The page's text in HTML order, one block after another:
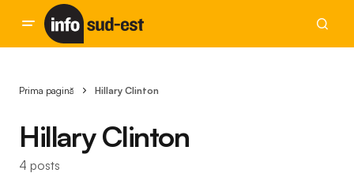
Prima pagină Hillary Clinton
Hillary Clinton
4 posts